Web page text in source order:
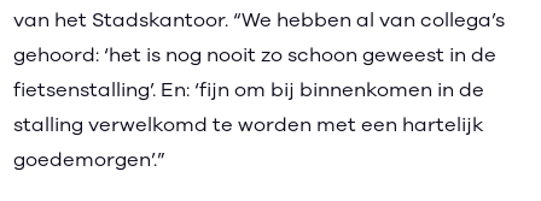
van het Stadskantoor. “We hebben al van collega’s
gehoord: ‘het is nog nooit zo schoon geweest in de
fietsenstalling’. En: ‘fijn om bij binnenkomen in de
stalling verwelkomd te worden met een hartelijk
goedemorgen’.”